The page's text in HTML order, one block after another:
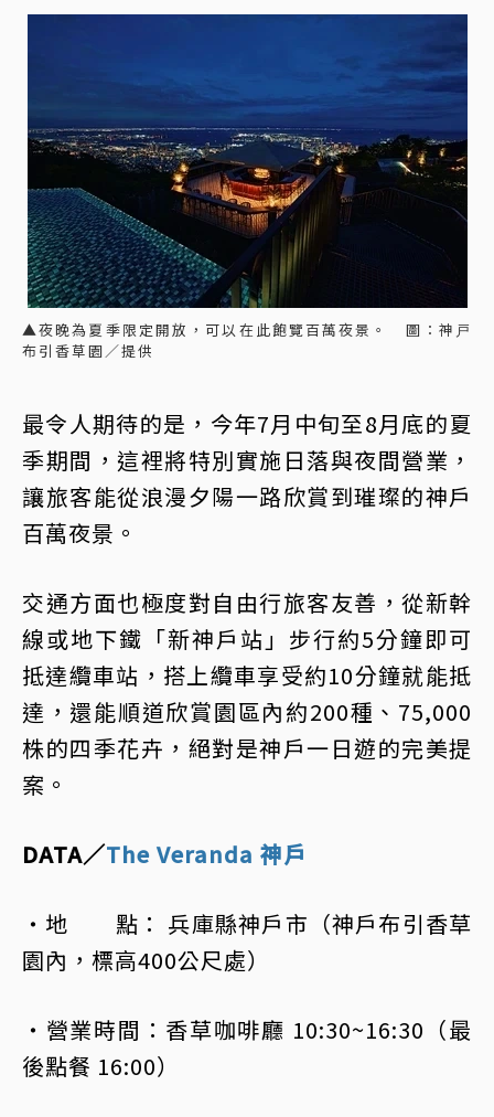
▲夜晚為夏季限定開放，可以在此飽覽百萬夜景。 圖：神戸
布引香草園／提供
最令人期待的是，今年7月中旬至8月底的夏
季期間，這裡將特別實施日落與夜間營業，
讓旅客能從浪漫夕陽一路欣賞到璀璨的神戶
百萬夜景。
交通方面也極度對自由行旅客友善，從新幹
線或地下鐵「新神戶站」步行約5分鐘即可
抵達纜車站，搭上纜車享受約10分鐘就能抵
達，還能順道欣賞園區內約200種、75,000
株的四季花卉，絕對是神戶一日遊的完美提
案。
DATA／The Veranda 神戶
・地 點： 兵庫縣神戶市（神戶布引香草
園內，標高400公尺處）
・營業時間：香草咖啡廳 10:30~16:30（最
後點餐 16:00）